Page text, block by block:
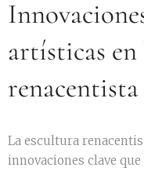
artísticas
renacentista
La escultura
innovaciones clave